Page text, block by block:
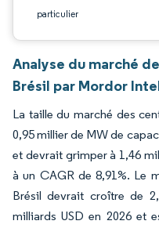
particulier
Analyse du marché
Brésil par Mordor
La taille du marché des
0,95 millier de MW de
et devrait grimper à 1,46
à un CAGR de 8,91%. Le
Brésil devrait croître de
milliards USD en 2026 et